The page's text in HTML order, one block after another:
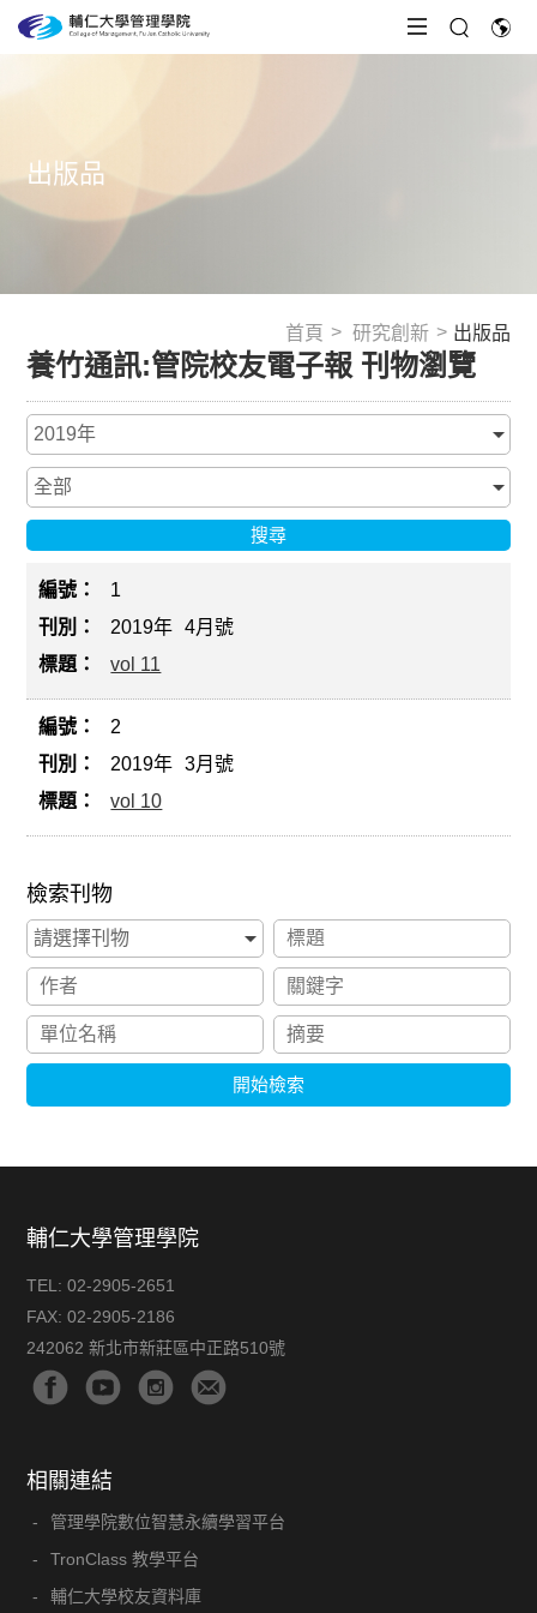
出版品
首頁 研究創新 出版品
養竹通訊:管院校友電子報 刊物瀏覽
搜尋
1
2019年
4月號
vol 11
2
2019年
3月號
vol 10
檢索刊物
開始檢索
輔仁大學管理學院
TEL:02-2905-2651
FAX:02-2905-2186
242062 新北市新莊區中正路510號
相關連結
管理學院數位智慧永續學習平台
TronClass 教學平台
輔仁大學校友資料庫